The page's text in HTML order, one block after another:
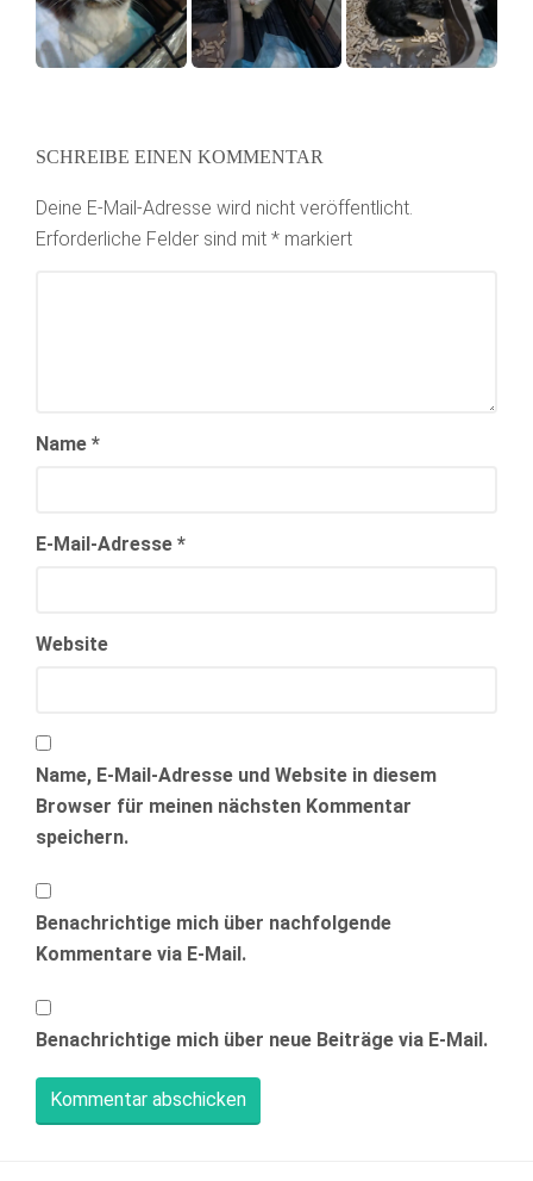
SCHREIBE EINEN KOMMENTAR
Deine E-Mail-Adresse wird nicht veröffentlicht.
Erforderliche Felder sind mit * markiert
Name *
E-Mail-Adresse *
Website
Name, E-Mail-Adresse und Website in diesem
Browser für meinen nächsten Kommentar
speichern.
Benachrichtige mich über nachfolgende
Kommentare via E-Mail.
Benachrichtige mich über neue Beiträge via E-Mail.